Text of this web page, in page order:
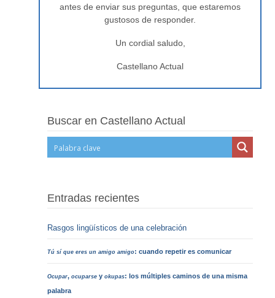
antes de enviar sus preguntas, que estaremos
gustosos de responder.
Un cordial saludo,
Castellano Actual
Buscar en Castellano Actual
Entradas recientes
Rasgos lingüísticos de una celebración
Tú sí que eres un amigo amigo: cuando repetir es comunicar
Ocupar,ocuparse yokupas: los múltiples caminos de una misma
palabra